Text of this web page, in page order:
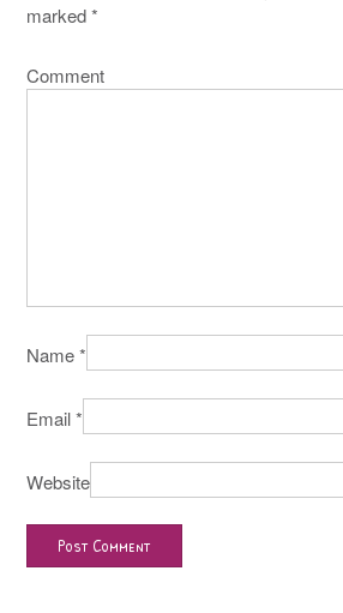
marked*
Comment
Name*
Email*
Website